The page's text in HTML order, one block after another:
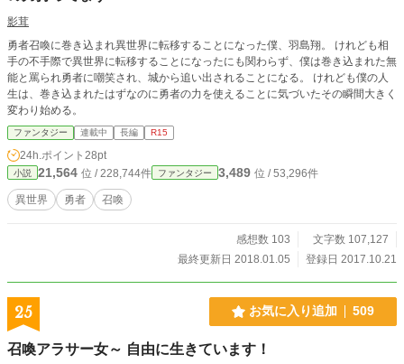
なら、自信があります！ ちなみに、全１０００話以上をめざしています！
影茸
勇者召喚に巻き込まれ異世界に転移することになった僕、羽島翔。 けれども相
手の不手際で異世界に転移することになったにも関わらず、僕は巻き込まれた無
能と罵られ勇者に嘲笑され、城から追い出されることになる。 けれども僕の人
生は、巻き込まれたはずなのに勇者の力を使えることに気づいたその瞬間大きく
変わり始める。
ファンタジー 連載中 長編 R15
24h.ポイント 28pt
小説 21,564 位 / 228,744件 ファンタジー 3,489 位 / 53,296件
異世界 勇者 召喚
感想数 103
文字数 107,127
最終更新日 2018.01.05
登録日 2017.10.21
25 お気に入り追加 509
召喚アラサー女～ 自由に生きています！